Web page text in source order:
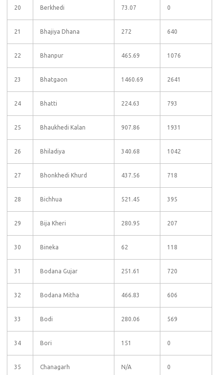
20 Berkhedi 73.07 0
21 Bhajiya Dhana 272 640
22 Bhanpur 465.69 1076
23 Bhatgaon 1460.69 2641
24 Bhatti 224.63 793
25 Bhaukhedi Kalan 907.86 1931
26 Bhiladiya 340.68 1042
27 Bhonkhedi Khurd 437.56 718
28 Bichhua 521.45 395
29 Bija Kheri 280.95 207
30 Bineka 62 118
31 Bodana Gujar 251.61 720
32 Bodana Mitha 466.83 606
33 Bodi 280.06 569
34 Bori 151 0
35 Chanagarh N/A 0